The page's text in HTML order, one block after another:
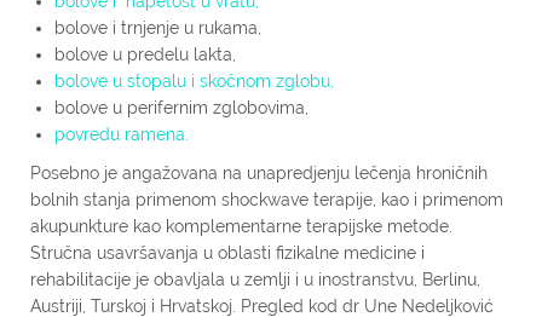
bolove i trnjenje u rukama,
bolove u predelu lakta,
bolove u stopalu i skočnom zglobu,
bolove u perifernim zglobovima,
povredu ramena.
Posebno je angažovana na unapredjenju lečenja hroničnih
bolnih stanja primenom shockwave terapije, kao i primenom
akupunkture kao komplementarne terapijske metode.
Stručna usavršavanja u oblasti fizikalne medicine i
rehabilitacije je obavljala u zemlji i u inostranstvu, Berlinu,
Austriji, Turskoj i Hrvatskoj. Pregled kod dr Une Nedeljković